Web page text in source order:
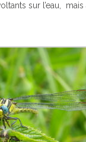
sur l’eau,